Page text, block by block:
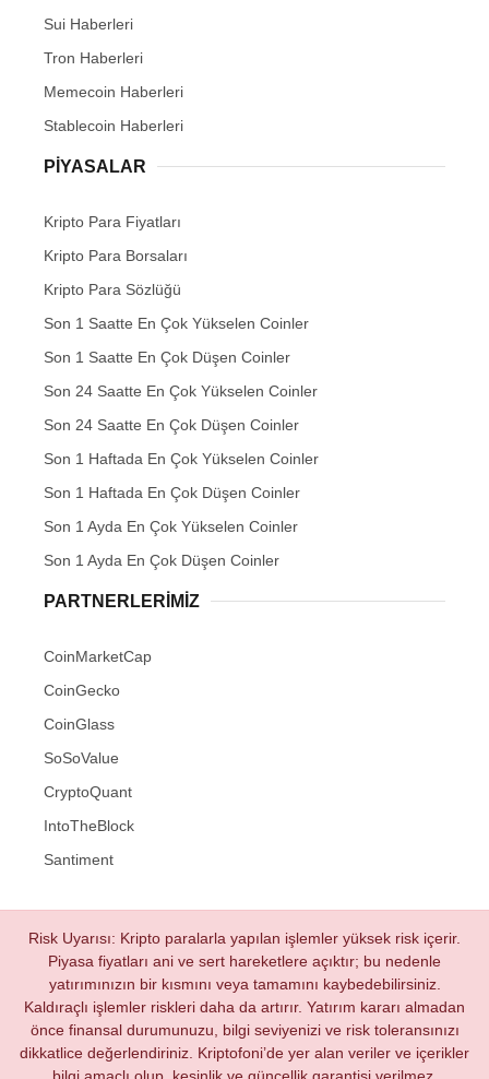
Sui Haberleri
Tron Haberleri
Memecoin Haberleri
Stablecoin Haberleri
PIYASALAR
Kripto Para Fiyatları
Kripto Para Borsaları
Kripto Para Sözlüğü
Son 1 Saatte En Çok Yükselen Coinler
Son 1 Saatte En Çok Düşen Coinler
Son 24 Saatte En Çok Yükselen Coinler
Son 24 Saatte En Çok Düşen Coinler
Son 1 Haftada En Çok Yükselen Coinler
Son 1 Haftada En Çok Düşen Coinler
Son 1 Ayda En Çok Yükselen Coinler
Son 1 Ayda En Çok Düşen Coinler
PARTNERLERIMIZ
CoinMarketCap
CoinGecko
CoinGlass
SoSoValue
CryptoQuant
IntoTheBlock
Santiment
Risk Uyarısı: Kripto paralarla yapılan işlemler yüksek risk içerir.
Piyasa fiyatları ani ve sert hareketlere açıktır; bu nedenle
yatırımınızın bir kısmını veya tamamını kaybedebilirsiniz.
Kaldıraçlı işlemler riskleri daha da artırır. Yatırım kararı almadan
önce finansal durumunuzu, bilgi seviyenizi ve risk toleransınızı
dikkatlice değerlendiriniz. Kriptofoni’de yer alan veriler ve içerikler